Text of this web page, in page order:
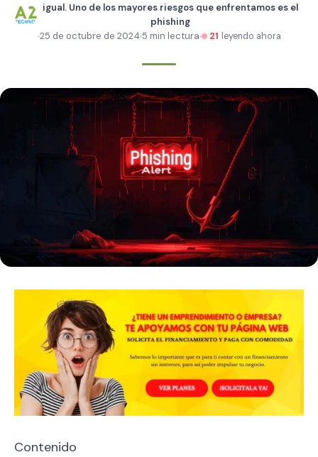
igual. Uno de los mayores riesgos que enfrentamos es el
phishing
25 de octubre de 2024 5 min lectura 21 leyendo ahora
Contenido